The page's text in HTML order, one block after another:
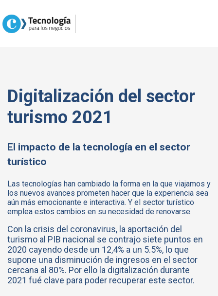
Digitalización del sector
turismo 2021
El impacto de la tecnología en el sector
turístico
Las tecnologías han cambiado la forma en la que viajamos y
los nuevos avances prometen hacer que la experiencia sea
aún más emocionante e interactiva. Y el sector turístico
emplea estos cambios en su necesidad de renovarse.
Con la crisis del coronavirus, la aportación del
turismo al PIB nacional se contrajo siete puntos en
2020 cayendo desde un 12,4% a un 5.5%, lo que
supone una disminución de ingresos en el sector
cercana al 80%. Por ello la digitalización durante
2021 fué clave para poder recuperar este sector.